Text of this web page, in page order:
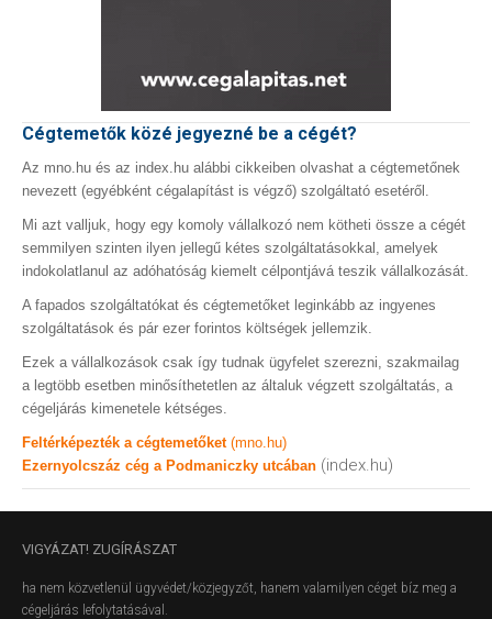
Cégtemetők közé jegyezné be a cégét?
Az mno.hu és az index.hu alábbi cikkeiben olvashat a cégtemetőnek
nevezett (egyébként cégalapítást is végző) szolgáltató esetéről.
Mi azt valljuk, hogy egy komoly vállalkozó nem kötheti össze a cégét
semmilyen szinten ilyen jellegű kétes szolgáltatásokkal, amelyek
indokolatlanul az adóhatóság kiemelt célpontjává teszik vállalkozását.
A fapados szolgáltatókat és cégtemetőket leginkább az ingyenes
szolgáltatások és pár ezer forintos költségek jellemzik.
Ezek a vállalkozások csak így tudnak ügyfelet szerezni, szakmailag
a legtöbb esetben minősíthetetlen az általuk végzett szolgáltatás, a
cégeljárás kimenetele kétséges.
Feltérképezték a cégtemetőket (mno.hu)
Ezernyolcszáz cég a Podmaniczky utcában (index.hu)
VIGYÁZAT! ZUGÍRÁSZAT
ha nem közvetlenül ügyvédet/közjegyzőt, hanem valamilyen céget bíz meg a
cégeljárás lefolytatásával.